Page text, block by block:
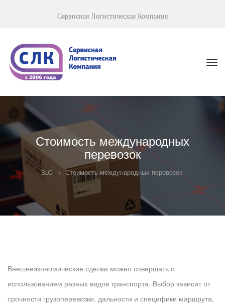
Сервисная Логистическая Компания
Стоимость международных
перевозок
SLC > Стоимость международных перевозок
Внешнеэкономические сделки можно совершать с
использованием разных видов транспорта. Выбор зависит от
срочности грузоперевозки, дальности и специфики маршрута,